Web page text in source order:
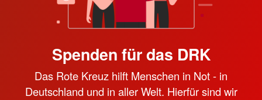
Spenden für das DRK
Das Rote Kreuz hilft Menschen in Not - in
Deutschland und in aller Welt. Hierfür sind wir